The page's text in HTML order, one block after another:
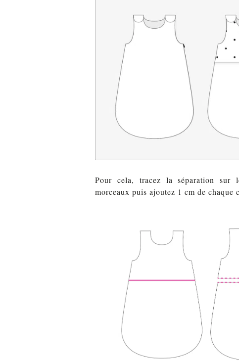
Pour cela, tracez la séparation sur
morceaux puis ajoutez 1 cm de chaque